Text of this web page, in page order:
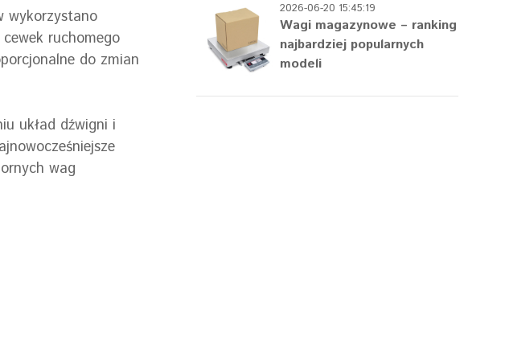
wykorzystano
ruchomego
do zmian
układ dźwigni i
wag
2026-06-20 15:45:19
Wagi magazynowe – ranking
najbardziej popularnych
modeli